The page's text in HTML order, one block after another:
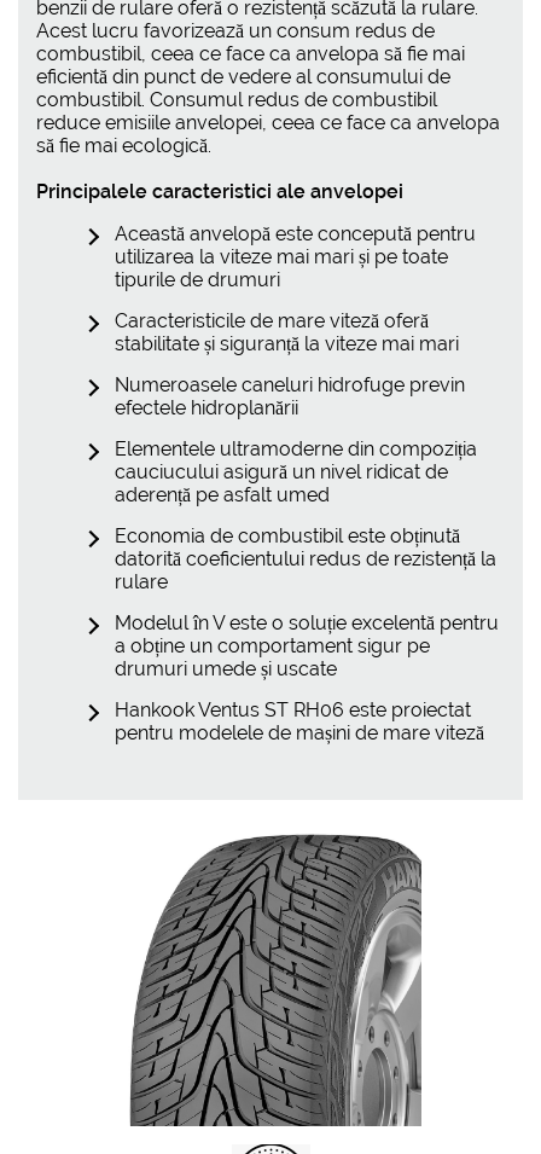
benzii de rulare oferă o rezistență scăzută la rulare.
Acest lucru favorizează un consum redus de
combustibil, ceea ce face ca anvelopa să fie mai
eficientă din punct de vedere al consumului de
combustibil. Consumul redus de combustibil
reduce emisiile anvelopei, ceea ce face ca anvelopa
să fie mai ecologică.
Principalele caracteristici ale anvelopei
Această anvelopă este concepută pentru
utilizarea la viteze mai mari și pe toate
tipurile de drumuri
Caracteristicile de mare viteză oferă
stabilitate și siguranță la viteze mai mari
Numeroasele caneluri hidrofuge previn
efectele hidroplanării
Elementele ultramoderne din compoziția
cauciucului asigură un nivel ridicat de
aderență pe asfalt umed
Economia de combustibil este obținută
datorită coeficientului redus de rezistență la
rulare
Modelul în V este o soluție excelentă pentru
a obține un comportament sigur pe
drumuri umede și uscate
Hankook Ventus ST RH06 este proiectat
pentru modelele de mașini de mare viteză